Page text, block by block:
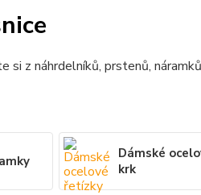
z náhrdelníků, prstenů,
Dámské
krk